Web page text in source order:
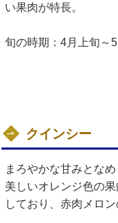
い果肉が特長。
旬の時期：4月上旬～
クインシー
まろやかな甘みとな
美しいオレンジ色の
しており、赤肉メロン